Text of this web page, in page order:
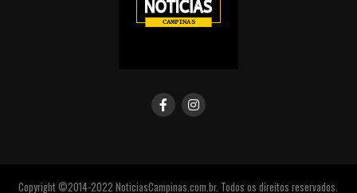
Copyright ©2014-2022 NoticiasCampinas.com.br. Todos os direitos reservados.